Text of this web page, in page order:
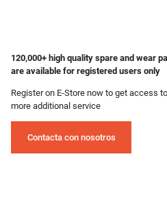
120,000+ high quality spare and wear
are available for registered users only
Register on E-Store now to get access
more additional service
Contacta con nosotros